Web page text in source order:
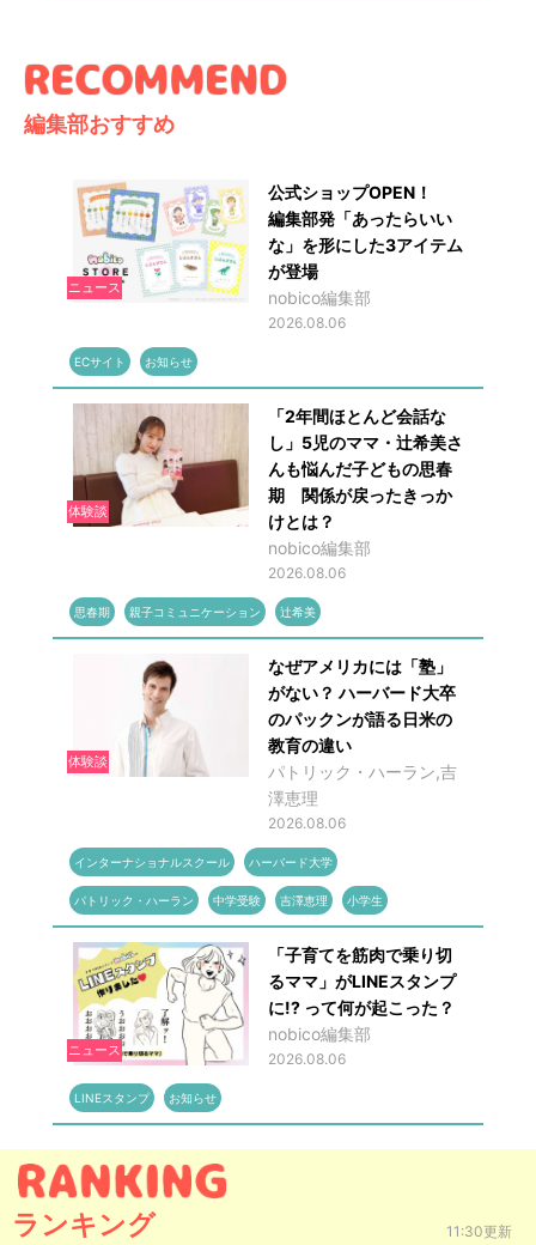
編集部おすすめ
ニュース
公式ショップOPEN！
編集部発「あったらいい
な」を形にした3アイテム
が登場
nobico編集部
2026.08.06
ECサイト お知らせ
体験談
「2年間ほとんど会話な
し」5児のママ・辻希美さ
んも悩んだ子どもの思春
期 関係が戻ったきっか
けとは？
nobico編集部
2026.08.06
思春期 親子コミュニケーション 辻希美
体験談
なぜアメリカには「塾」
がない？ ハーバード大卒
のパックンが語る日米の
教育の違い
パトリック・ハーラン,吉
澤恵理
2026.08.06
インターナショナルスクール ハーバード大学
パトリック・ハーラン 中学受験 吉澤恵理 小学生
ニュース
「子育てを筋肉で乗り切
るママ」がLINEスタンプ
に!? って何が起こった？
nobico編集部
2026.08.06
LINEスタンプ お知らせ
ランキング 11:30更新